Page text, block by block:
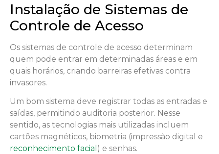
Instalação de Sistemas de
Controle de Acesso
Os sistemas de controle de acesso determinam
quem pode entrar em determinadas áreas e em
quais horários, criando barreiras efetivas contra
invasores.
Um bom sistema deve registrar todas as entradas e
saídas, permitindo auditoria posterior. Nesse
sentido, as tecnologias mais utilizadas incluem
cartões magnéticos, biometria (impressão digital e
reconhecimento facial ) e senhas.